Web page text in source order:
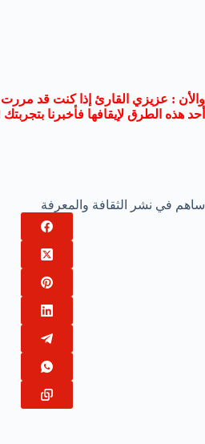
والأن : عزيزي القارئ إذا كنت قد
أحد هذه الطرق لإيقافها فأخبرنا بتجربتك
ساهم في نشر الثقافة والمعرفة